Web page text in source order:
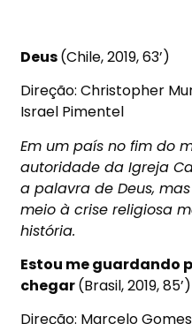
Deus(Chile, 2019, 63’)
Direção: Christopher
Israel Pimentel
Em um país no fim do
autoridade da Igreja
a palavra de Deus,
meio à crise religiosa
história.
Estou me guardando
chegar(Brasil, 2019, 85’)
Direção: Marcelo Gomes